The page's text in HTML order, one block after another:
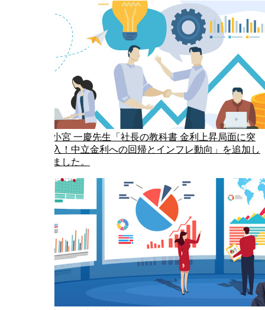
小宮 一慶先生「社長の教科書 金利上昇局面に突
入！中立金利への回帰とインフレ動向」を追加し
ました。